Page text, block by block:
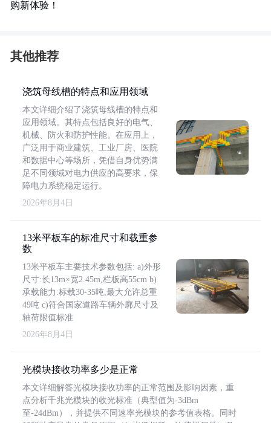
购新体验！
其他推荐
浇筑母线槽的特点和应用领域
本文详细介绍了浇筑母线槽的特点和
应用领域。其特点包括良好的电气、
机械、防火和防护性能。在应用上，
广泛用于商业建筑、工业厂房、医院
和数据中心等场所，凭借自身优势满
足不同领域对电力供应的高要求，保
障电力系统稳定运行。
2026年8月4日
13米平板车的标准尺寸和载重参
数
13米平板车主要技术参数包括: a)外形
尺寸:长13m×宽2.45m,栏板高55cm b)
承载能力:标载30-35吨,最大允许总重
49吨 c)符合国家道路车辆外廓尺寸及
轴荷限值标准
2026年8月4日
光模块接收功率多少是正常
本文详细解答光模块接收功率的正常范围及影响因素，重
点分析千兆光模块的收光标准（典型值为-3dBm
至-24dBm），并提供不同速率光模块的参考值表格。同时